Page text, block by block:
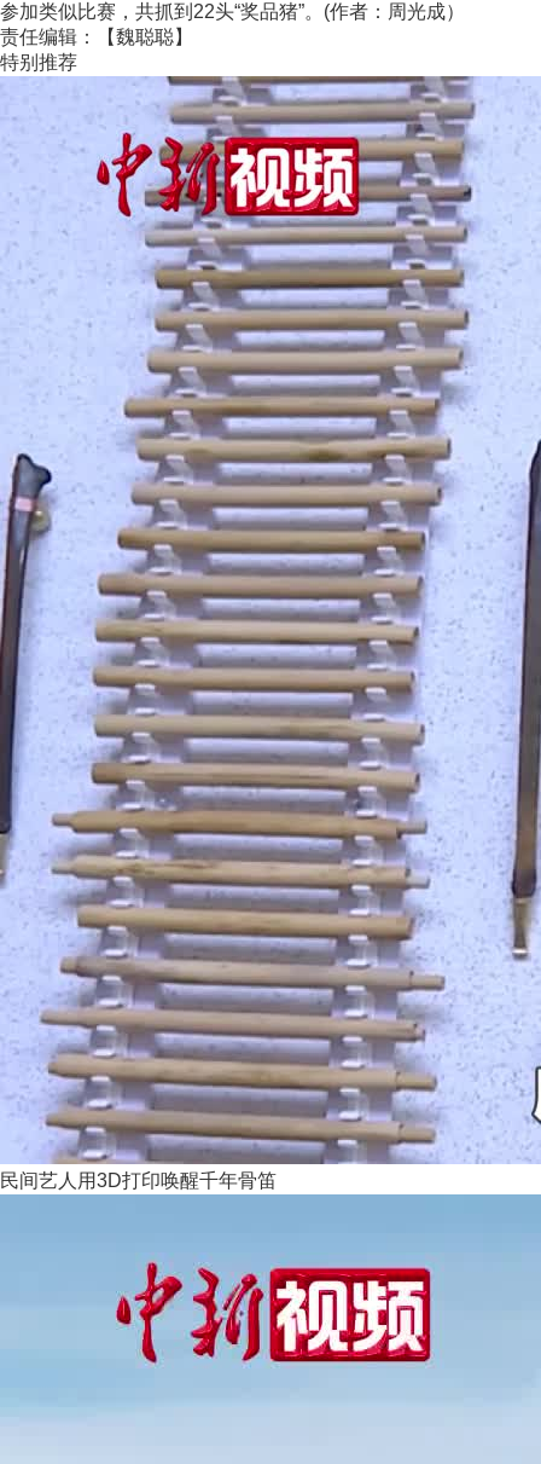
参加类似比赛，共抓到22头“奖品猪”。(作者：周光成）
责任编辑：【魏聪聪】
特别推荐
民间艺人用3D打印唤醒千年骨笛